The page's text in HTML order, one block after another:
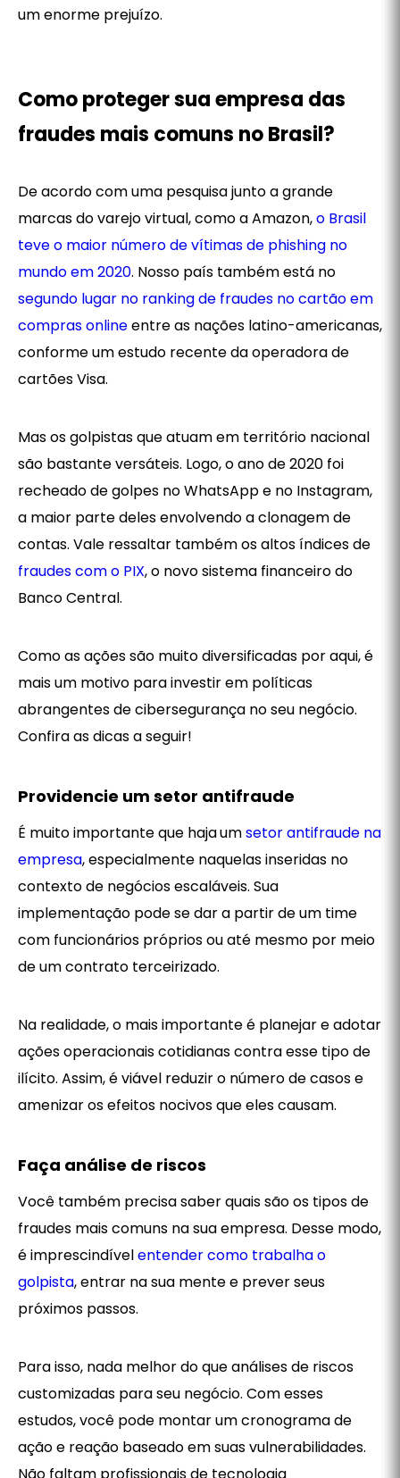
um enorme prejuízo.
Como proteger sua empresa das
fraudes mais comuns no Brasil?
De acordo com uma pesquisa junto a grande
marcas do varejo virtual, como a Amazon,o Brasil
teve o maior número de vítimas de phishing no
mundo em 2020. Nosso país também está no
segundo lugar no ranking de fraudes no cartão em
compras onlineentre as nações latino-americanas,
conforme um estudo recente da operadora de
cartões Visa.
Mas os golpistas que atuam em território nacional
são bastante versáteis. Logo, o ano de 2020 foi
recheado de golpes no WhatsApp e no Instagram,
a maior parte deles envolvendo a clonagem de
contas. Vale ressaltar também os altos índices de
fraudes com o PIX, o novo sistema financeiro do
Banco Central.
Como as ações são muito diversificadas por aqui, é
mais um motivo para investir em políticas
abrangentes de cibersegurança no seu negócio.
Confira as dicas a seguir!
Providencie um setor antifraude
É muito importante que hajaumsetor antifraude na
empresa, especialmente naquelas inseridas no
contexto de negócios escaláveis. Sua
implementação pode se dar a partir de um time
com funcionários próprios ou até mesmo por meio
de um contrato terceirizado.
Na realidade, o mais importante é planejar e adotar
ações operacionais cotidianas contra esse tipo de
ilícito. Assim, é viável reduzir o número de casos e
amenizar os efeitos nocivos que eles causam.
Faça análise de riscos
Você também precisa saber quais são os tipos de
fraudes mais comuns na sua empresa. Desse modo,
é imprescindívelentender como trabalha o
golpista, entrar na sua mente e prever seus
próximos passos.
Para isso, nada melhor do que análises de riscos
customizadas para seu negócio. Com esses
estudos, você pode montar um cronograma de
ação e reação baseado em suas vulnerabilidades.